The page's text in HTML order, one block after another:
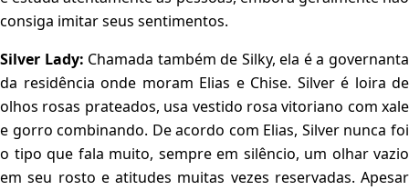
consiga imitar seus sentimentos.
Silver Lady: Chamada também de Silky, ela é a governanta
da residência onde moram Elias e Chise. Silver é loira de
olhos rosas prateados, usa vestido rosa vitoriano com xale
e gorro combinando. De acordo com Elias, Silver nunca foi
o tipo que fala muito, sempre em silêncio, um olhar vazio
em seu rosto e atitudes muitas vezes reservadas. Apesar